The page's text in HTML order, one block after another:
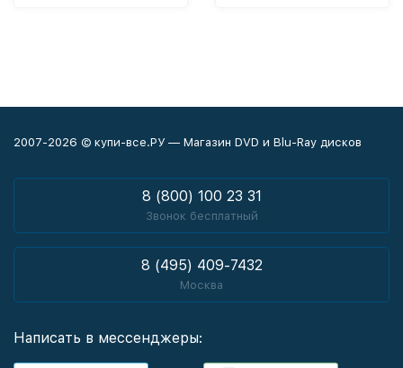
2007-2026 © купи-все.РУ — Магазин DVD и Blu-Ray дисков
8 (800) 100 23 31
Звонок бесплатный
8 (495) 409-7432
Москва
Написать в мессенджеры: